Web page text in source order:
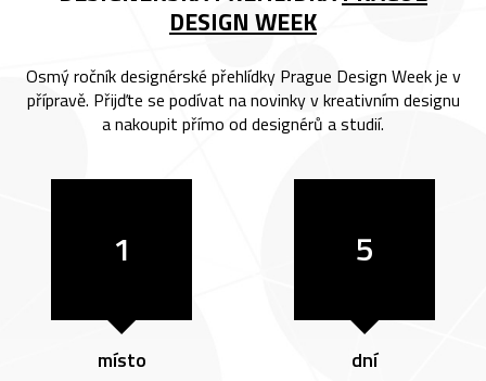
DESIGN WEEK
Osmý ročník designérské přehlídky Prague Design Week je v
přípravě. Přijďte se podívat na novinky v kreativním designu
a nakoupit přímo od designérů a studií.
1
místo
5
dní